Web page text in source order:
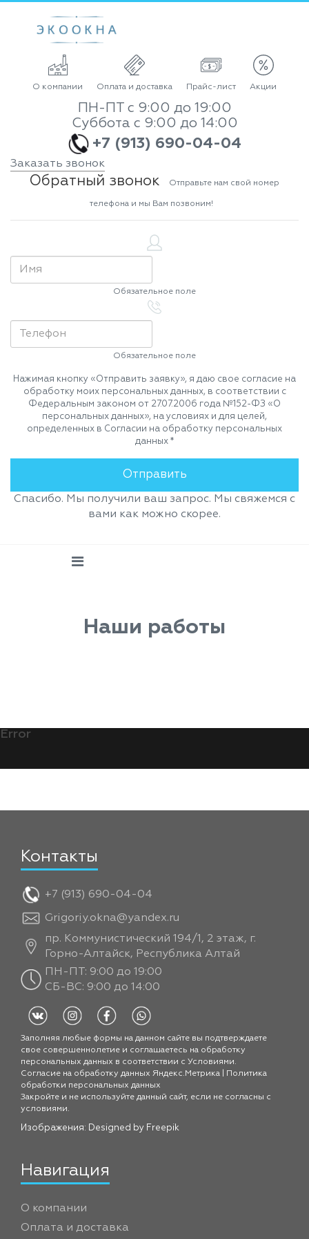
О компании Оплата и доставка Прайс-лист Акции
ПН-ПТ с 9:00 до 19:00
Суббота с 9:00 до 14:00
+7 (913) 690-04-04
Заказать звонок
Обратный звонок Отправьте нам свой номер
телефона и мы Вам позвоним!
Обязательное поле
Обязательное поле
Нажимая кнопку «Отправить заявку», я даю свое согласие на
обработку моих персональных данных, в соответствии с
Федеральным законом от 27.07.2006 года №152-ФЗ «О
персональных данных», на условиях и для целей,
определенных в Согласии на обработку персональных
данных *
Спасибо. Мы получили ваш запрос. Мы свяжемся с
вами как можно скорее.
Наши работы
Error
Контакты
+7 (913) 690-04-04
Grigoriy.okna@yandex.ru
пр. Коммунистический 194/1, 2 этаж, г.
Горно-Алтайск, Республика Алтай
ПН-ПТ: 9:00 до 19:00
СБ-ВС: 9:00 до 14:00
Заполняя любые формы на данном сайте вы подтверждаете
свое совершеннолетие и соглашаетесь на обработку
персональных данных в соответствии с Условиями.
Согласие на обработку данных Яндекс.Метрика
Политика
обработки персональных данных
Закройте и не используйте данный сайт, если не согласны с
условиями.
Изображения: Designed by Freepik
Навигация
О компании
Оплата и доставка